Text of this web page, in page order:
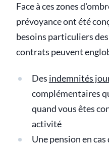
Face à ces zones
prévoyance ont été
besoins particuliers
contrats peuvent
Des indemnités
complémentaires
quand vous êtes
activité
Une pension en